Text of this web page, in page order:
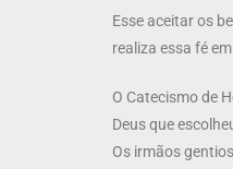
Esse aceitar os
realiza essa fé
O Catecismo de
Deus que
Os irmãos